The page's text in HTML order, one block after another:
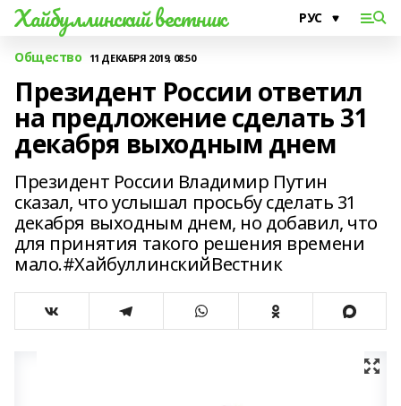
Хайбуллинский вестник
Общество 11 ДЕКАБРЯ 2019, 08:50
Президент России ответил
на предложение сделать 31
декабря выходным днем
Президент России Владимир Путин
сказал, что услышал просьбу сделать 31
декабря выходным днем, но добавил, что
для принятия такого решения времени
мало.#ХайбуллинскийВестник